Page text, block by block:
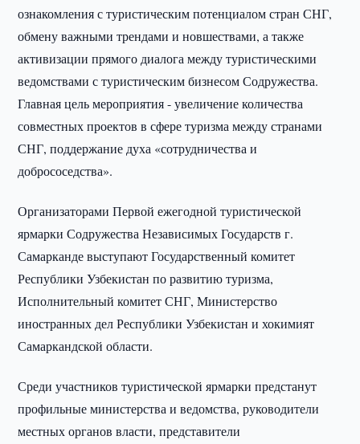
ознакомления с туристическим потенциалом стран СНГ,
обмену важными трендами и новшествами, а также
активизации прямого диалога между туристическими
ведомствами с туристическим бизнесом Содружества.
Главная цель мероприятия - увеличение количества
совместных проектов в сфере туризма между странами
СНГ, поддержание духа «сотрудничества и
добрососедства».
Организаторами Первой ежегодной туристической
ярмарки Содружества Независимых Государств г.
Самарканде выступают Государственный комитет
Республики Узбекистан по развитию туризма,
Исполнительный комитет СНГ, Министерство
иностранных дел Республики Узбекистан и хокимият
Самаркандской области.
Среди участников туристической ярмарки предстанут
профильные министерства и ведомства, руководители
местных органов власти, представители